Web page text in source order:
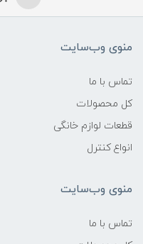
منوی وب‌سایت
تماس با ما
کل محصولات
قطعات لوازم خانگی
انواع کنترل
منوی وب‌سایت
تماس با ما